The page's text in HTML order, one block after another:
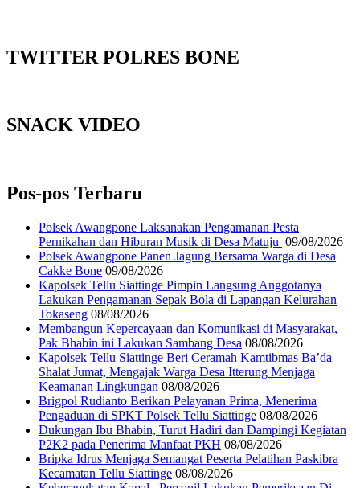
TWITTER POLRES BONE
SNACK VIDEO
Pos-pos Terbaru
‎Polsek Awangpone Laksanakan Pengamanan Pesta
Pernikahan dan Hiburan Musik di Desa Matuju ‎ 09/08/2026
Polsek Awangpone Panen Jagung Bersama Warga di Desa
Cakke Bone 09/08/2026
Kapolsek Tellu Siattinge Pimpin Langsung Anggotanya
Lakukan Pengamanan Sepak Bola di Lapangan Kelurahan
Tokaseng 08/08/2026
Membangun Kepercayaan dan Komunikasi di Masyarakat,
Pak Bhabin ini Lakukan Sambang Desa 08/08/2026
Kapolsek Tellu Siattinge Beri Ceramah Kamtibmas Ba’da
Shalat Jumat, Mengajak Warga Desa Itterung Menjaga
Keamanan Lingkungan 08/08/2026
Brigpol Rudianto Berikan Pelayanan Prima, Menerima
Pengaduan di SPKT Polsek Tellu Siattinge 08/08/2026
Dukungan Ibu Bhabin, Turut Hadiri dan Dampingi Kegiatan
P2K2 pada Penerima Manfaat PKH 08/08/2026
Bripka Idrus Menjaga Semangat Peserta Pelatihan Paskibra
Kecamatan Tellu Siattinge 08/08/2026